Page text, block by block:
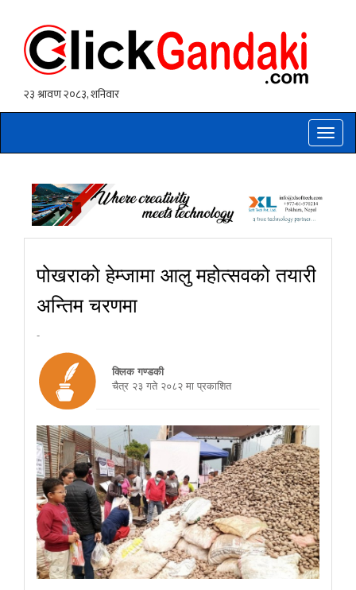
Toggle
पोखराको हेम्जामा आलु महोत्सवको तयारी
अन्तिम चरणमा
-
क्लिक गण्डकी
चैत्र २३ गते २०८२ मा प्रकाशित